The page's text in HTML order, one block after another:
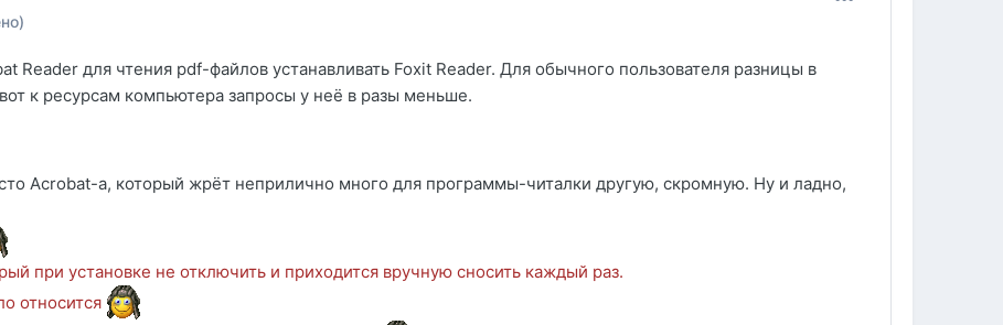
Reader для чтения pdf-файлов устанавливать Foxit Reader. Для обычного пользователя разницы в
к ресурсам компьютера запросы у неё в разы меньше.
Acrobat-а, который жрёт неприлично много для программы-читалки другую, скромную. Ну и ладно,
при установке не отключить и приходится вручную сносить каждый раз.
относится